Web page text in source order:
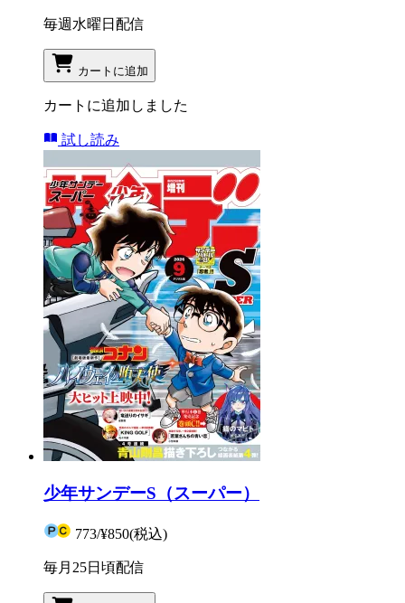
毎週水曜日配信
カートに追加
カートに追加しました
試し読み
少年サンデーS（スーパー）
773/¥850(税込)
毎月25日頃配信